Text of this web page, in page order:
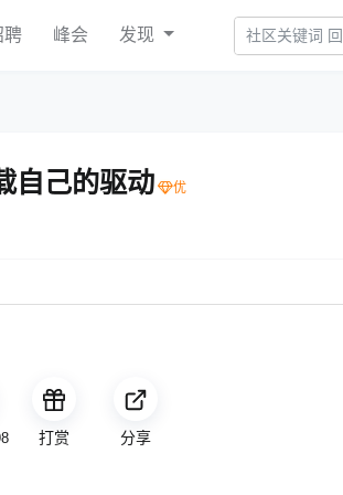
聘 峰会 发现
自己的驱动
打赏 分享